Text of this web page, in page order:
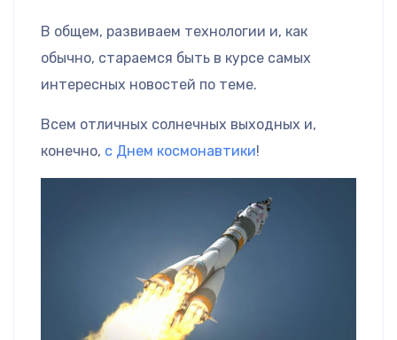
В общем, развиваем технологии и, как
обычно, стараемся быть в курсе самых
интересных новостей по теме.
Всем отличных солнечных выходных и,
конечно, с Днем космонавтики!